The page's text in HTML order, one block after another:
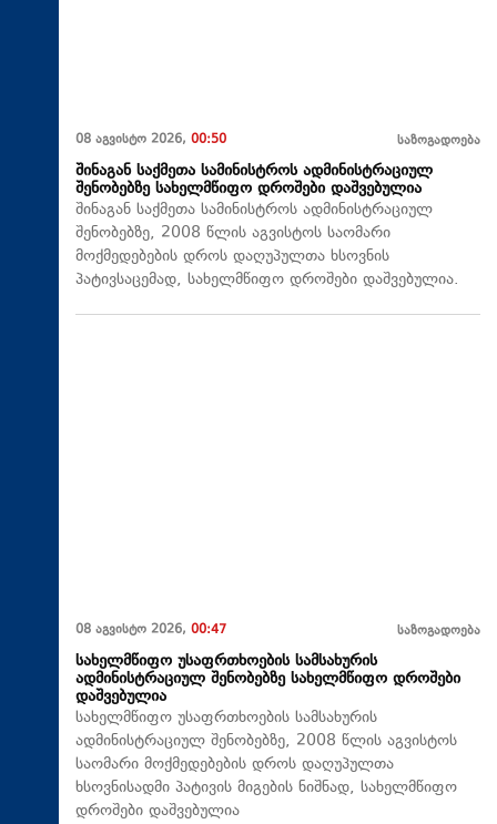
08 აგვისტო 2026, 00:50 საზოგადოება
შინაგან საქმეთა სამინისტროს ადმინისტრაციულ
შენობებზე სახელმწიფო დროშები დაშვებულია
შინაგან საქმეთა სამინისტროს ადმინისტრაციულ
შენობებზე, 2008 წლის აგვისტოს საომარი
მოქმედებების დროს დაღუპულთა ხსოვნის
პატივსაცემად, სახელმწიფო დროშები დაშვებულია.
08 აგვისტო 2026, 00:47 საზოგადოება
სახელმწიფო უსაფრთხოების სამსახურის
ადმინისტრაციულ შენობებზე სახელმწიფო დროშები
დაშვებულია
სახელმწიფო უსაფრთხოების სამსახურის
ადმინისტრაციულ შენობებზე, 2008 წლის აგვისტოს
საომარი მოქმედებების დროს დაღუპულთა
ხსოვნისადმი პატივის მიგების ნიშნად, სახელმწიფო
დროშები დაშვებულია